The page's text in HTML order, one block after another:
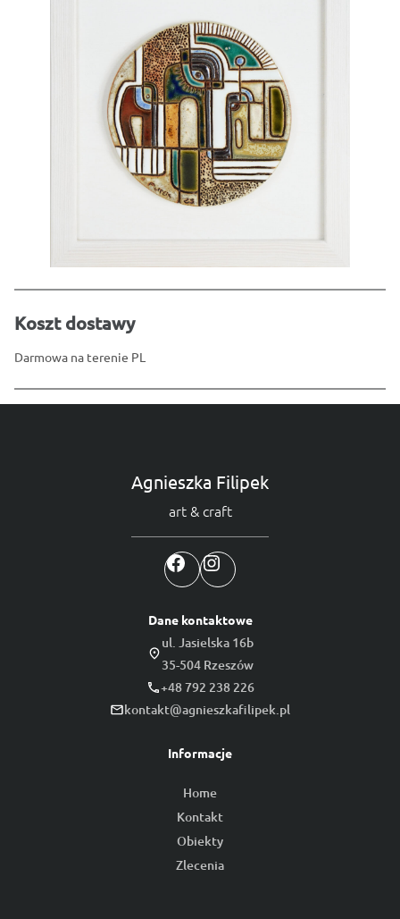
Koszt dostawy
Darmowa na terenie PL
Agnieszka Filipek
art & craft
Facebook
Instagram
Dane kontaktowe
ul. Jasielska 16b
35-504 Rzeszów
+48 792 238 226
kontakt@agnieszkafilipek.pl
Informacje
Home
Kontakt
Obiekty
Zlecenia